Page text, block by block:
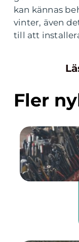
kan kännas
vinter, även
till att
Fler